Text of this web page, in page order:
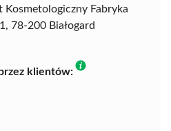
Kosmetologiczny Fabryka
78-200 Białogard
klientów: